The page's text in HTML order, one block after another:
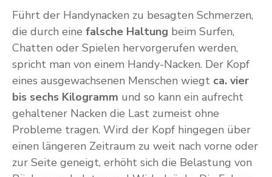
Führt der Handynacken zu besagten Schmerzen,
die durch eine falsche Haltung beim Surfen,
Chatten oder Spielen hervorgerufen werden,
spricht man von einem Handy-Nacken. Der Kopf
eines ausgewachsenen Menschen wiegt ca. vier
bis sechs Kilogramm und so kann ein aufrecht
gehaltener Nacken die Last zumeist ohne
Probleme tragen. Wird der Kopf hingegen über
einen längeren Zeitraum zu weit nach vorne oder
zur Seite geneigt, erhöht sich die Belastung von